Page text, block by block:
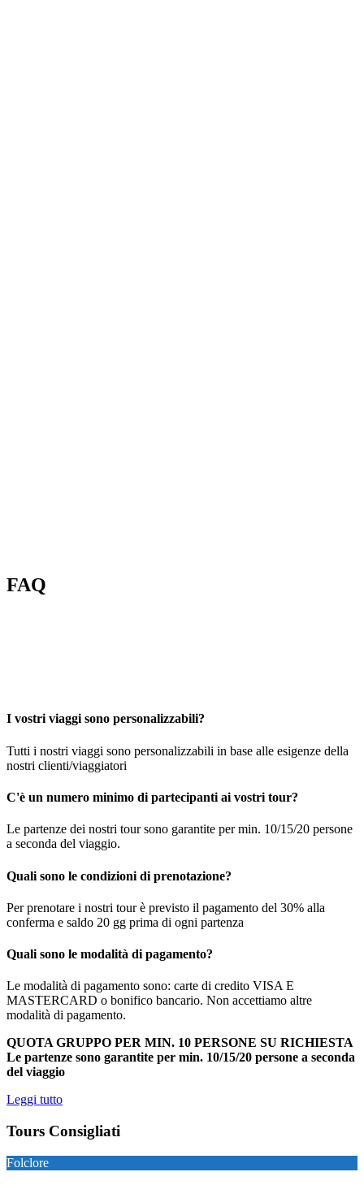
FAQ
I vostri viaggi sono personalizzabili?
Tutti i nostri viaggi sono personalizzabili in base alle esigenze della
nostri clienti/viaggiatori
C'è un numero minimo di partecipanti ai vostri tour?
Le partenze dei nostri tour sono garantite per min. 10/15/20 persone
a seconda del viaggio.
Quali sono le condizioni di prenotazione?
Per prenotare i nostri tour è previsto il pagamento del 30% alla
conferma e saldo 20 gg prima di ogni partenza
Quali sono le modalità di pagamento?
Le modalità di pagamento sono: carte di credito VISA E
MASTERCARD o bonifico bancario. Non accettiamo altre
modalità di pagamento.
QUOTA GRUPPO PER MIN. 10 PERSONE SU RICHIESTA
Le partenze sono garantite per min. 10/15/20 persone a seconda
del viaggio
Leggi tutto
Tours Consigliati
Folclore